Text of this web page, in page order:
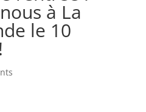
à La
le 10